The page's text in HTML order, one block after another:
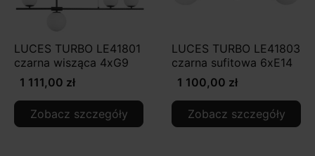
LUCES TURBO LE41801
czarna wisząca 4xG9
1 111,00 zł
Zobacz szczegóły
LUCES TURBO LE41803
czarna sufitowa 6xE14
1 100,00 zł
Zobacz szczegóły